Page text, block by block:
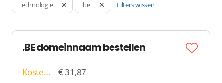
Technologie .be Filters wissen
.BE domeinnaam bestellen
Kosten p/j
€ 31,87